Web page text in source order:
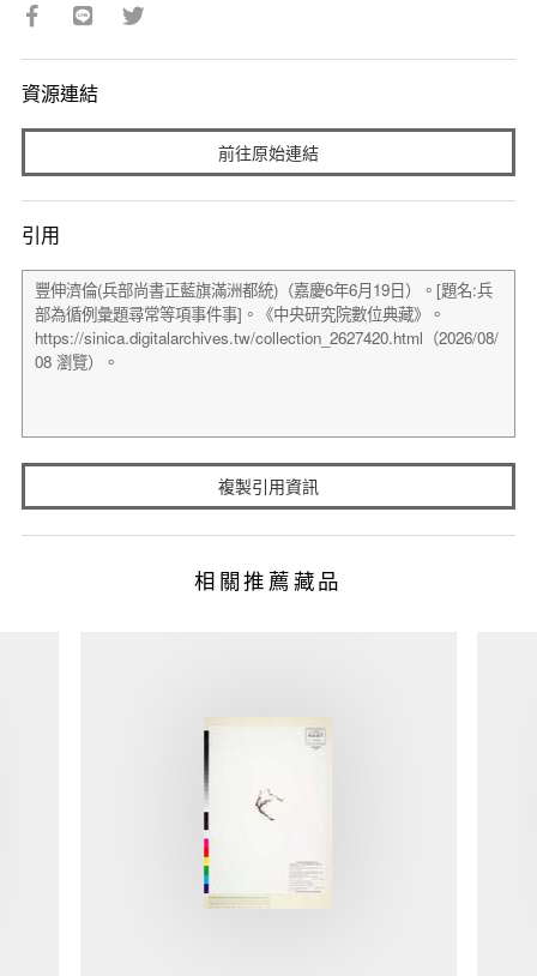
資源連結
前往原始連結
引用
複製引用資訊
相關推薦藏品